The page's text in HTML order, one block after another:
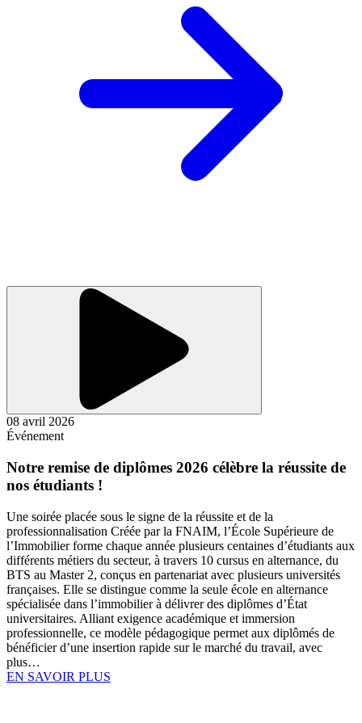
08 avril 2026
Événement
Notre remise de diplômes 2026 célèbre la réussite de
nos étudiants !
Une soirée placée sous le signe de la réussite et de la
professionnalisation Créée par la FNAIM, l’École Supérieure de
l’Immobilier forme chaque année plusieurs centaines d’étudiants aux
différents métiers du secteur, à travers 10 cursus en alternance, du
BTS au Master 2, conçus en partenariat avec plusieurs universités
françaises. Elle se distingue comme la seule école en alternance
spécialisée dans l’immobilier à délivrer des diplômes d’État
universitaires. Alliant exigence académique et immersion
professionnelle, ce modèle pédagogique permet aux diplômés de
bénéficier d’une insertion rapide sur le marché du travail, avec
plus…
EN SAVOIR PLUS